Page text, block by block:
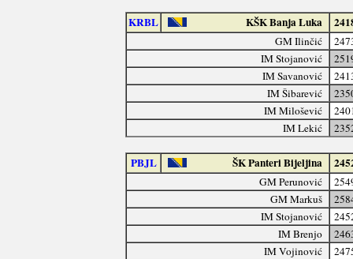
KRBL KŠK Banja Luka
GM Ilinčić
IM Stojanović
IM Savanović
IM Šibarević
IM Milošević
IM Lekić
PBJL ŠK Panteri Bijeljina
GM Perunović
GM Markuš
IM Stojanović
IM Brenjo
IM Vojinović